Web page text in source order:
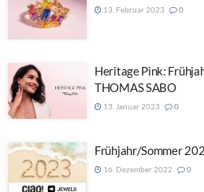
13. Februar 2023 0
Heritage Pink:
THOMAS SABO
13. Januar 2023 0
Frühjahr/Sommer
16. Dezember 2022 0